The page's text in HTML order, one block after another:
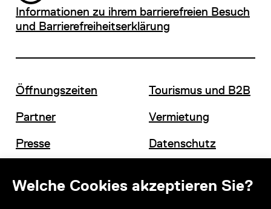
Welche Cookies akzeptieren Sie?
Informationen zu ihrem barrierefreien Besuch
und Barrierefreiheitserklärung
Öffnungszeiten
Partner
Presse
Tourismus und B2B
Vermietung
Datenschutz